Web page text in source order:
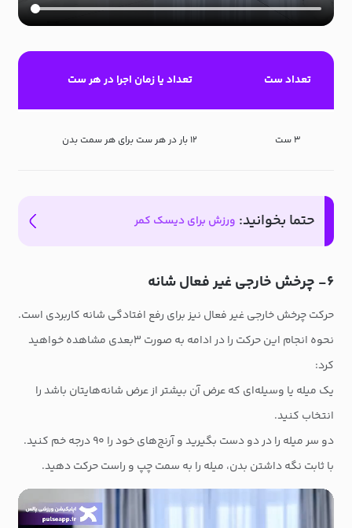
تعداد ست تعداد یا زمان اجرا در هر ست
۳ ست ۱۲ بار در هر ست برای هر سمت بدن
حتما بخوانید: ورزش برای دیسک کمر
۶- چرخش خارجی غیر فعال شانه
حرکت چرخش خارجی غیر فعال نیز برای رفع افتادگی شانه کاربردی است.
نحوه انجام این حرکت را در ادامه به صورت ۳بعدی مشاهده خواهید
کرد:
یک میله یا وسیله‌ای که عرض آن بیشتر از عرض شانه‌هایتان باشد را
انتخاب کنید.
دو سر میله را در دو دست بگیرید و آرنج‌های خود را ۹۰ درجه خم کنید.
با ثابت نگه داشتن بدن، میله را به سمت چپ و راست حرکت دهید.